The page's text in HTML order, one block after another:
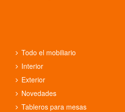
Todo el mobiliario
Interior
Exterior
Novedades
Tableros para mesas